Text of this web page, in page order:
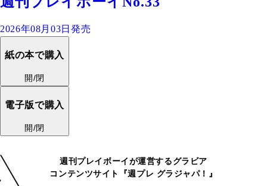
2026年08月03日発売
紙の本で購入
開/閉
電子版で購入
開/閉
週刊プレイボーイが運営するグラビア
コンテンツサイト『週プレ グラジャパ！』